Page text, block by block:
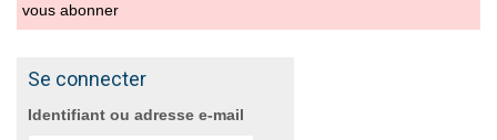
vous abonner
Se connecter
Identifiant ou adresse e-mail